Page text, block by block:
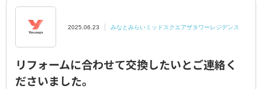
プライバシーポリシー
2025.06.23 みなとみらいミッドスクエアザタワーレジデンス
リフォームに合わせて交換したいとご連絡く
ださいました。